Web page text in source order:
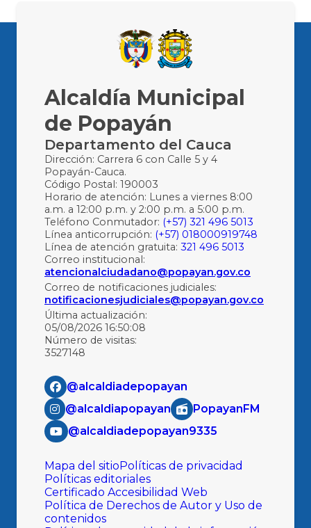
Alcaldía Municipal
de Popayán
Departamento del Cauca
Dirección: Carrera 6 con Calle 5 y 4
Popayán-Cauca.
Código Postal: 190003
Horario de atención: Lunes a viernes 8:00
a.m. a 12:00 p.m. y 2:00 p.m. a 5:00 p.m.
Teléfono Conmutador: (+57) 321 496 5013
Línea anticorrupción: (+57) 018000919748
Línea de atención gratuita: 321 496 5013
Correo institucional:
atencionalciudadano@popayan.gov.co
Correo de notificaciones judiciales:
notificacionesjudiciales@popayan.gov.co
Última actualización:
05/08/2026 16:50:08
Número de visitas:
3527148
@alcaldiadepopayan
@alcaldiapopayan
PopayanFM
@alcaldiadepopayan9335
Mapa del sitioPolíticas de privacidad
Políticas editoriales
Certificado Accesibilidad Web
Política de Derechos de Autor y Uso de
contenidos